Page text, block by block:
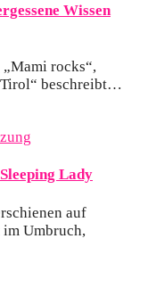
Wissen
rocks“,
Tirol“ beschreibt…
Lady
auf
Umbruch,